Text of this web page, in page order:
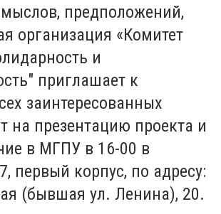
предположений,
организация «Комитет
и
приглашает к
заинтересованных
на презентацию проекта и
в МГПУ в 16-00 в
первый корпус, по адресу:
(бывшая ул. Ленина), 20.